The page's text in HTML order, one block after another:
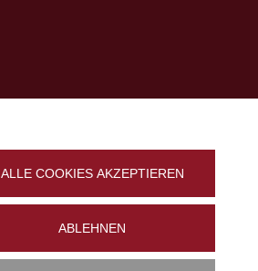
ALLE COOKIES AKZEPTIEREN
ABLEHNEN